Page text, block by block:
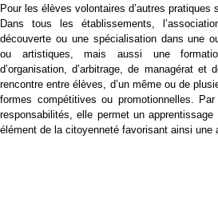
Pour les élèves volontaires d’autres pratiques
Dans tous les établissements,
découverte ou une spécialisation dans une
ou artistiques, mais aussi une
d’organisation, d’arbitrage, de managérat et
rencontre entre élèves, d’un même ou de
formes compétitives ou promotionnelles.
responsabilités, elle permet un
élément de la citoyenneté favorisant ainsi une